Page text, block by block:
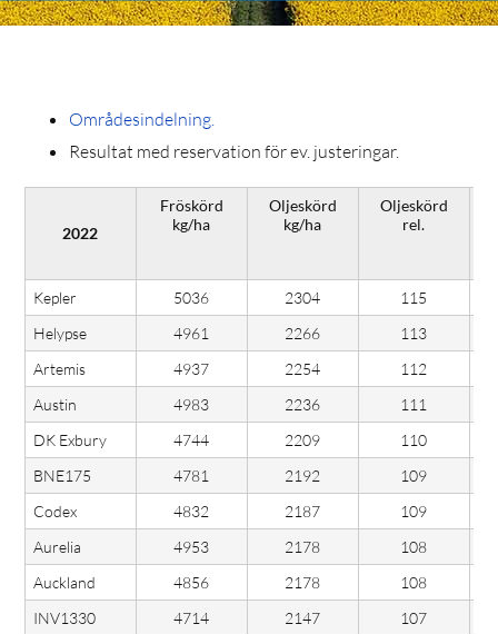
Områdesindelning.
Resultat med reservation för ev. justeringar.
2022
Fröskörd
kg/ha
Oljeskörd
kg/ha
Oljeskörd
rel.
Kepler
5036 2304
115
Helypse
4961 2266
113
Artemis
4937 2254
112
Austin
4983 2236
111
DK Exbury
4744 2209
110
BNE175
4781 2192
109
Codex
4832 2187
109
Aurelia
4953 2178
108
Auckland
4856 2178
108
INV1330
4714 2147
107